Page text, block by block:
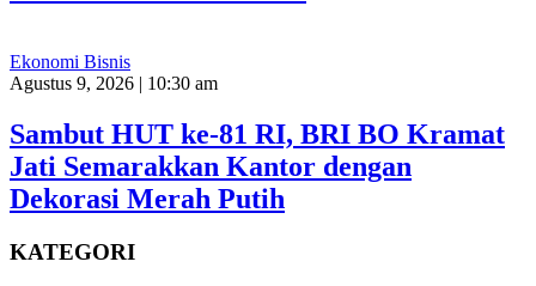
Ekonomi Bisnis
Agustus 9, 2026 | 10:30 am
Sambut HUT ke-81 RI, BRI BO Kramat
Jati Semarakkan Kantor dengan
Dekorasi Merah Putih
KATEGORI